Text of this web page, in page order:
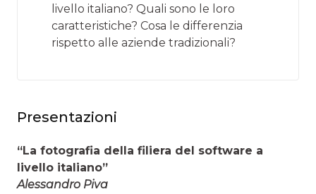
livello italiano? Quali sono le loro
caratteristiche? Cosa le differenzia
rispetto alle aziende tradizionali?
Presentazioni
“La fotografia della filiera del software a
livello italiano”
Alessandro Piva